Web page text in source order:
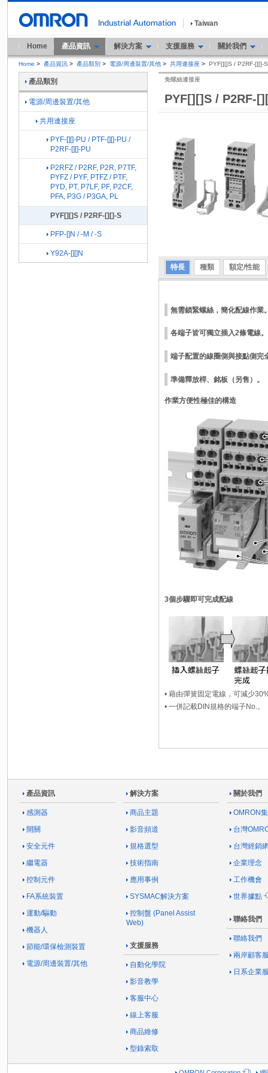
Taiwan
Home 產品資訊 解決方案 支援服務 關於我們
Home > 產品資訊 > 產品類別 > 電源/周邊裝置/其他 > 共用連接座 > PYF[][]S / P2RF-[][]-S
PYF[][]S / P2RF-
免螺絲連接座
特長 種類 額定/性能
無需鎖緊螺絲，簡化配線作業
各端子皆可獨立插入2條電線。
端子配置的線圈側與接點側完
準備釋放桿、銘板（另售）。
作業方便性極佳的構造
3個步驟即可完成配線
• 藉由彈簧固定電線，可減少
• 一併記載DIN規格的端子No.。
產品類別
電源/周邊裝置/其他
共用連接座
PYF-[][]-PU / PTF-[][]-PU /
P2RF-[][]-PU
P2RFZ / P2RF, P2R, P7TF,
PYFZ / PYF, PTFZ / PTF,
PYD, PT, P7LF, PF, P2CF,
PFA, P3G / P3GA, PL
PYF[][]S / P2RF-[][]-S
PFP-[]N / -M / -S
Y92A-[][]N
產品資訊
感測器
開關
安全元件
繼電器
控制元件
FA系統裝置
運動/驅動
機器人
節能/環保檢測裝置
電源/周邊裝置/其他
解決方案
商品主題
影音頻道
規格選型
技術指南
應用事例
SYSMAC解決方案
控制盤 (Panel Assist
Web)
支援服務
自動化學院
影音教學
客服中心
線上客服
商品維修
型錄索取
關於我們
OMRON
台灣
台灣經銷
企業理念
工作機會
世界據點
聯絡我們
聯絡我們
兩岸顧客
日系企業